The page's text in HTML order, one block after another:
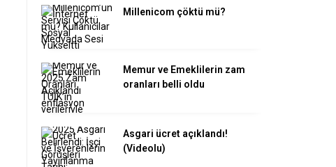
Millenicom çöktü mü?
Memur ve Emeklilerin zam
oranları belli oldu
Asgari ücret açıklandı!
(Videolu)